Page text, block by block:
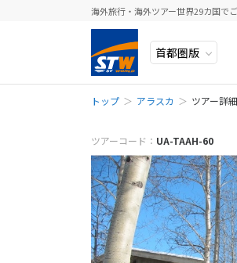
海外旅行・海外ツアー世界29カ国で
ヨーロッパ
中近東・トルコ
アフリカ
アジア
ロシア・中央アジア
アメリカ・カナダ
人気のテーマ
お得な旅
誰と行く？
目的
トップ アラスカ ツアー詳細
ツアーコード： UA-TAAH-60